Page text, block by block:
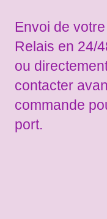
Envoi de
Relais en 24/
ou
contacter
commande
port.